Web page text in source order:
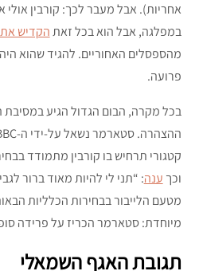
אחריות). אבל מעבר לכך: קורבין
במפלגה, אבל הוא בכל זאתהקדיש את
מהספסלים האחוריים. להגיד שהוא
פרועה.
בכל מקרה, הבום הגדול הגיע
קטגורי תרחיש בו קורבין מתמודד
וכך ענה: “תני לי להיות מאוד ברור
מטעם הלייבור בבחירות הכלליות
מיוחדת: סטארמר הכריז על פרידה
תגובת האגף השמאלי